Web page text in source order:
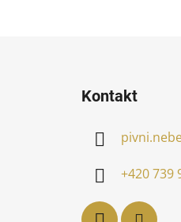
Kontakt
+420 739